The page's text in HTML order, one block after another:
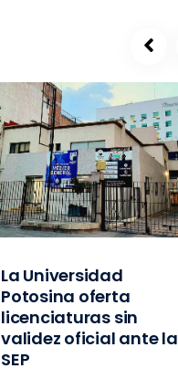
La Universidad
Potosina oferta
licenciaturas sin
validez oficial ante la
SEP